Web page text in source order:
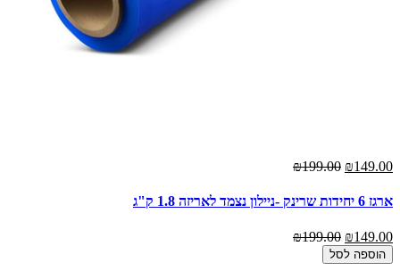
₪149.00
₪199.00
ארגז 6 יחידות שרינק -ניילון נצמד לאריזה 1.8 ק"ג
₪149.00
₪199.00
הוספה לסל